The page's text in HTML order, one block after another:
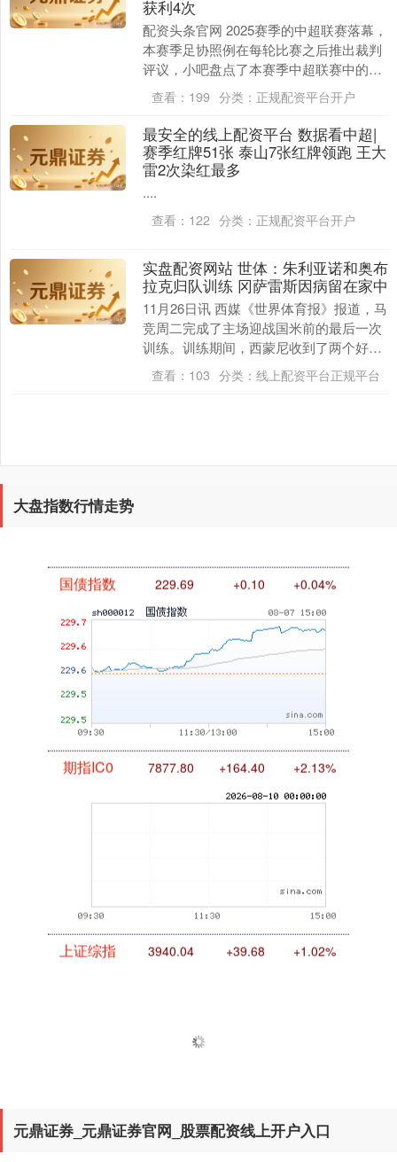
获利4次
配资头条官网 2025赛季的中超联赛落幕，
本赛季足协照例在每轮比赛之后推出裁判
评议，小吧盘点了本赛季中超联赛中的部
分重要错判/漏判。 根据本赛季中国足协发
布的裁....
查看： 199 分类： 正规配资平台开户
最安全的线上配资平台 数据看中超|
赛季红牌51张 泰山7张红牌领跑 王大
雷2次染红最多
....
查看： 122 分类： 正规配资平台开户
实盘配资网站 世体：朱利亚诺和奥布
拉克归队训练 冈萨雷斯因病留在家中
11月26日讯 西媒《世界体育报》报道，马
竞周二完成了主场迎战国米前的最后一次
训练。训练期间，西蒙尼收到了两个好消
息：朱利亚诺·西蒙尼和奥布拉克都已归
队。 朱利....
查看： 103 分类： 线上配资平台正规平台
大盘指数行情走势
1134.24 +11.37 +1.01%
创业板指
国债指数 229.69 +0.10 +0.04%
期指IC0 7877.80 +164.40 +2.13%
元鼎证券_元鼎证券官网_股票配资线上开户入口